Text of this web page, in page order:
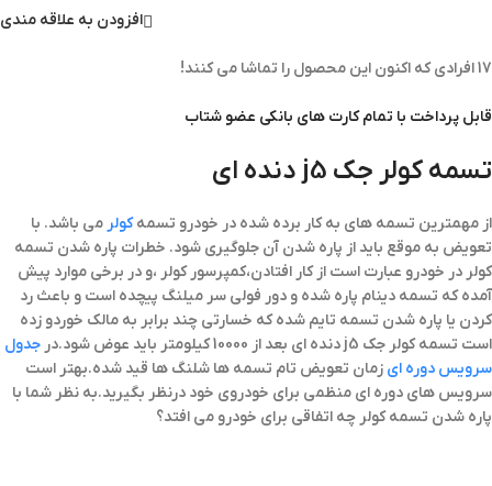
افزودن به علاقه مندی
17افرادی که اکنون این محصول را تماشا می کنند!
قابل پرداخت با تمام کارت های بانکی عضو شتاب
تسمه کولر جک j5 دنده ای
از مهمترین تسمه های به کار برده شده در خودرو تسمهکولر می باشد. با
تعویض به موقع باید از پاره شدن آن جلوگیری شود. خطرات پاره شدن تسمه
کولر در خودرو عبارت است از کار افتادن،کمپرسور کولر ،و در برخی موارد پیش
آمده که تسمه دینام پاره شده و دور فولی سر میلنگ پیچده است و باعث رد
کردن یا پاره شدن تسمه تایم شده که خسارتی چند برابر به مالک خوردو زده
است تسمه کولر جک j5 دنده ای بعد از 10000 کیلومتر باید عوض شود.در
جدول
سرویس دوره ای زمان تعویض تام تسمه ها شلنگ ها قید شده.بهتر است
سرویس های دوره ای منظمی برای خودروی خود درنظر بگیرید.به نظر شما با
پاره شدن تسمه کولر چه اتفاقی برای خودرو می افتد؟